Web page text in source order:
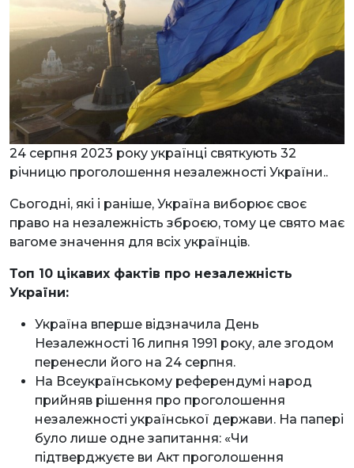
24 серпня 2023 року українці святкують 32
річницю проголошення незалежності України..
Сьогодні, які і раніше, Україна виборює своє
право на незалежність зброєю, тому це свято має
вагоме значення для всіх українців.
Топ 10 цікавих фактів про незалежність
України:
Україна вперше відзначила День
Незалежності 16 липня 1991 року, але згодом
перенесли його на 24 серпня.
На Всеукраїнському референдумі народ
прийняв рішення про проголошення
незалежності української держави. На папері
було лише одне запитання: «Чи
підтверджуєте ви Акт проголошення